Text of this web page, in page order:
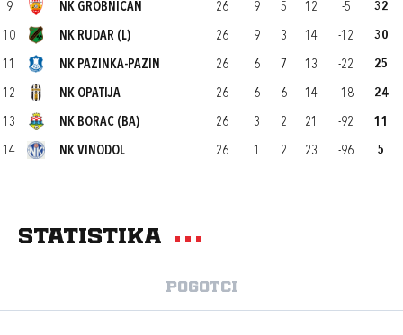
9 NK GROBNIČAN 26 9 5 12 -5 32
10 NK RUDAR (L) 26 9 3 14 -12 30
11 NK PAZINKA-PAZIN 26 6 7 13 -22 25
12 NK OPATIJA 26 6 6 14 -18 24
13 NK BORAC (BA) 26 3 2 21 -92 11
14 NK VINODOL 26 1 2 23 -96 5
Statistika
Pogotci